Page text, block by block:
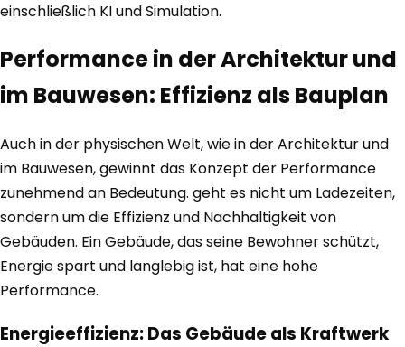
einschließlich KI und Simulation.
Performance in der Architektur und
im Bauwesen: Effizienz als Bauplan
Auch in der physischen Welt, wie in der Architektur und
im Bauwesen, gewinnt das Konzept der Performance
zunehmend an Bedeutung. geht es nicht um Ladezeiten,
sondern um die Effizienz und Nachhaltigkeit von
Gebäuden. Ein Gebäude, das seine Bewohner schützt,
Energie spart und langlebig ist, hat eine hohe
Performance.
Energieeffizienz: Das Gebäude als Kraftwerk